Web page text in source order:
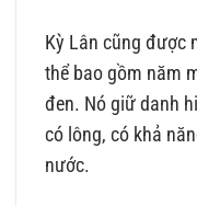
Kỳ Lân cũng được
thể bao gồm năm
đen. Nó giữ danh
có lông, có khả
nước.